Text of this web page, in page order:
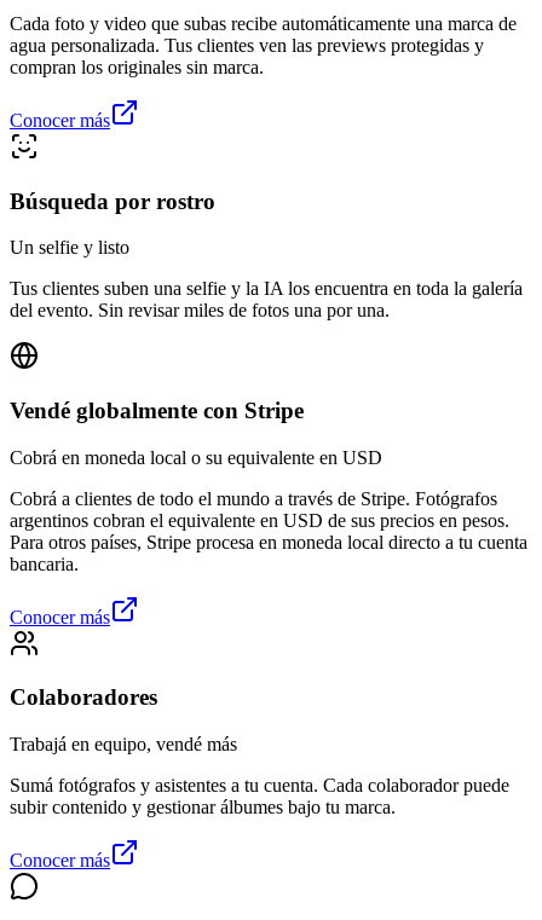
Cada foto y video que subas recibe automáticamente una marca de
agua personalizada. Tus clientes ven las previews protegidas y
compran los originales sin marca.
Conocer más
Búsqueda por rostro
Un selfie y listo
Tus clientes suben una selfie y la IA los encuentra en toda la galería
del evento. Sin revisar miles de fotos una por una.
Vendé globalmente con Stripe
Cobrá en moneda local o su equivalente en USD
Cobrá a clientes de todo el mundo a través de Stripe. Fotógrafos
argentinos cobran el equivalente en USD de sus precios en pesos.
Para otros países, Stripe procesa en moneda local directo a tu cuenta
bancaria.
Conocer más
Colaboradores
Trabajá en equipo, vendé más
Sumá fotógrafos y asistentes a tu cuenta. Cada colaborador puede
subir contenido y gestionar álbumes bajo tu marca.
Conocer más